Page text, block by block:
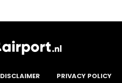
DISCLAIMER
PRIVACY POLICY